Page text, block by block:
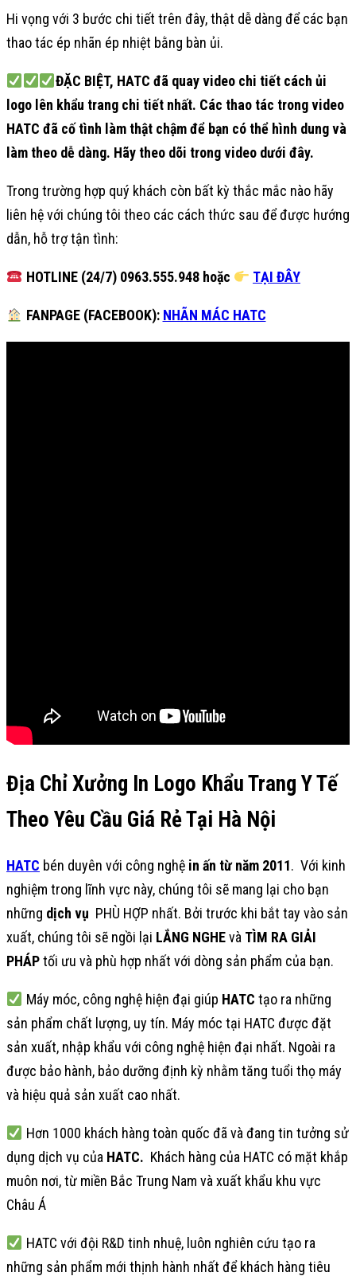
Hi vọng với 3 bước chi tiết trên đây, thật dễ dàng để các bạn
thao tác ép nhãn ép nhiệt bằng bàn ủi.
ĐẶC BIỆT, HATC đã quay video chi tiết cách ủi
logo lên khẩu trang chi tiết nhất. Các thao tác trong video
HATC đã cố tình làm thật chậm để bạn có thể hình dung và
làm theo dễ dàng. Hãy theo dõi trong video dưới đây.
Trong trường hợp quý khách còn bất kỳ thắc mắc nào hãy
liên hệ với chúng tôi theo các cách thức sau để được hướng
dẫn, hỗ trợ tận tình:
HOTLINE (24/7) 0963.555.948 hoặc TẠI ĐÂY
FANPAGE (FACEBOOK): NHÃN MÁC HATC
Địa Chỉ Xưởng In Logo Khẩu Trang Y Tế
Theo Yêu Cầu Giá Rẻ Tại Hà Nội
HATC bén duyên với công nghệ in ấn từ năm 2011. Với kinh
nghiệm trong lĩnh vực này, chúng tôi sẽ mang lại cho bạn
những dịch vụ PHÙ HỢP nhất. Bởi trước khi bắt tay vào sản
xuất, chúng tôi sẽ ngồi lại LẮNG NGHEvà TÌM RA GIẢI
PHÁPtối ưu và phù hợp nhất với dòng sản phẩm của bạn.
Máy móc, công nghệ hiện đại giúp HATC tạo ra những
sản phẩm chất lượng, uy tín. Máy móc tại HATC được đặt
sản xuất, nhập khẩu với công nghệ hiện đại nhất. Ngoài ra
được bảo hành, bảo dưỡng định kỳ nhằm tăng tuổi thọ máy
và hiệu quả sản xuất cao nhất.
Hơn 1000 khách hàng toàn quốc đã và đang tin tưởng sử
dụng dịch vụ của HATC. Khách hàng của HATC có mặt khắp
muôn nơi, từ miền Bắc Trung Nam và xuất khẩu khu vực
Châu Á
HATC với đội R&D tinh nhuệ, luôn nghiên cứu tạo ra
những sản phẩm mới thịnh hành nhất để khách hàng tiêu